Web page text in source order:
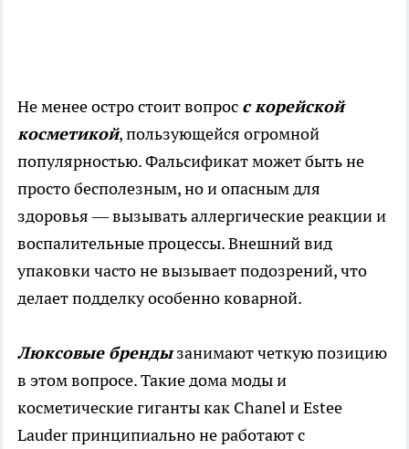
Не менее остро стоит вопрос с корейской
косметикой, пользующейся огромной
популярностью. Фальсификат может быть не
просто бесполезным, но и опасным для
здоровья — вызывать аллергические реакции и
воспалительные процессы. Внешний вид
упаковки часто не вызывает подозрений, что
делает подделку особенно коварной.
Люксовые брендызанимают четкую позицию
в этом вопросе. Такие дома моды и
косметические гиганты как Chanel и Estee
Lauder принципиально не работают с